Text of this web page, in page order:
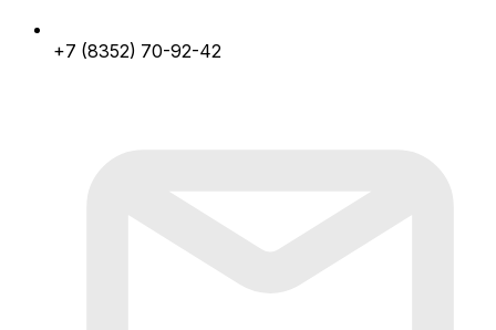
+7 (8352) 70-92-42